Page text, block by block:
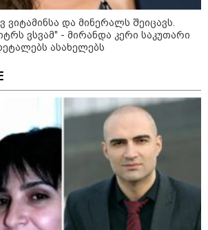
ვიტამინსა და მინერალს შეიცავს.
ვსვამ" - მირანდა კერი საკუთარი
ასახელებს